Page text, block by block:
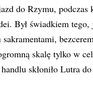
do Rzymu, podczas
Był świadkiem tego,
skalę tylko w
skłoniło Lutra